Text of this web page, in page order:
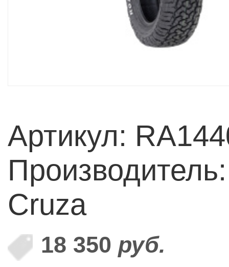
Артикул:
Cruza
18 350 руб.